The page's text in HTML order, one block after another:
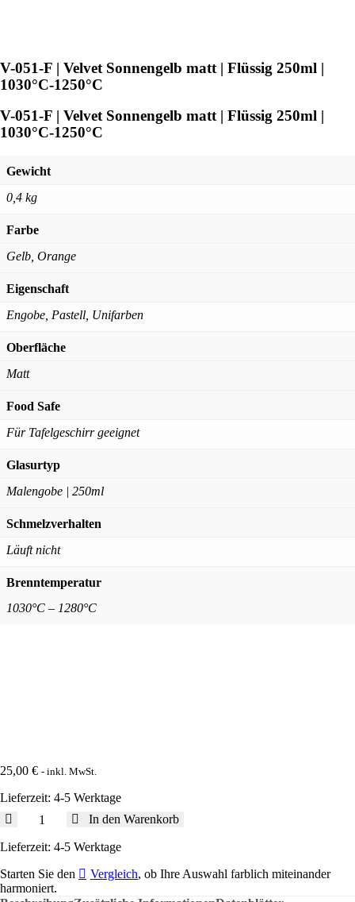
V-051-F | Velvet Sonnengelb matt | Flüssig 250ml |
1030°C-1250°C
V-051-F | Velvet Sonnengelb matt | Flüssig 250ml |
1030°C-1250°C
Gewicht
0,4 kg
Farbe
Gelb, Orange
Eigenschaft
Engobe, Pastell, Unifarben
Oberfläche
Matt
Food Safe
Für Tafelgeschirr geeignet
Glasurtyp
Malengobe | 250ml
Schmelzverhalten
Läuft nicht
Brenntemperatur
1030°C – 1280°C
25,00 € - inkl. MwSt.
Lieferzeit: 4-5 Werktage
F
Velvet
Sonnengelb
In den Warenkorb
Lieferzeit: 4-5 Werktage
Starten Sie den
Vergleich, ob Ihre Auswahl farblich miteinander
harmoniert.